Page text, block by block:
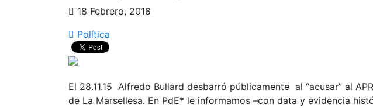
18 Febrero, 2018
Política
El 28.11.15 Alfredo Bullard desbarró públicamente al “acusar” al
de La Marsellesa. En PdE* le informamos –con data y evidencia